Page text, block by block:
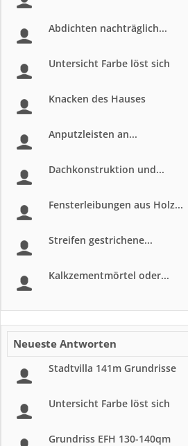
Abdichten nachträglich...
Untersicht Farbe löst sich
Knacken des Hauses
Anputzleisten an...
Dachkonstruktion und...
Fensterleibungen aus Holz...
Streifen gestrichene...
Kalkzementmörtel oder...
Neueste Antworten
Stadtvilla 141m Grundrisse
Untersicht Farbe löst sich
Grundriss EFH 130-140qm